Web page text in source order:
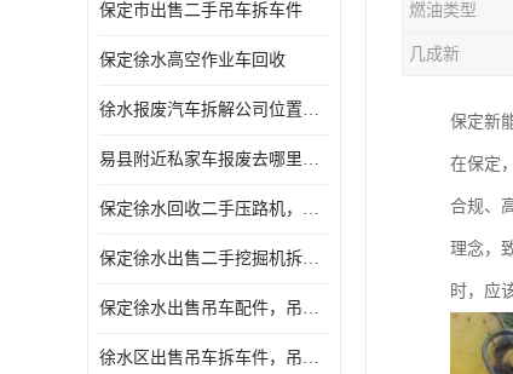
保定市出售二手吊车拆车件
保定徐水高空作业车回收
徐水报废汽车拆解公司位置，出售二手拆车件发动机
易县附近私家车报废去哪里，咨询车辆销户流程电话
保定徐水回收二手压路机，压路机拆解市场在哪
保定徐水出售二手挖掘机拆车件，挖掘机配件，液压件出售
保定徐水出售吊车配件，吊车拆车件出售
徐水区出售吊车拆车件，吊车液压件，吊车发动机变速箱出售
燃油类型
几成新
保定新
在保定
合规、
理念，
时，应